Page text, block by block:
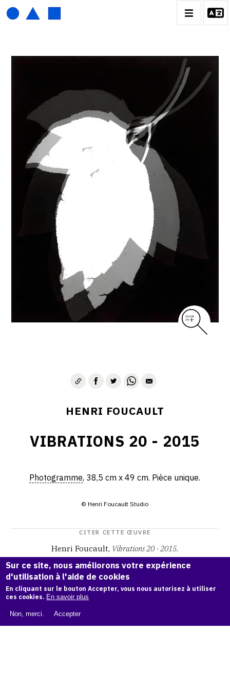
HENRI FOUCAULT
BIOGRAPHIE
CATALOGUE DES OEUVRES
01_SCULPTURE
02_PHOTOGRAPHIQUE
CONTACT
HENRI FOUCAULT
VIBRATIONS 20 - 2015
Photogramme, 38,5 cm x 49 cm. Pièce unique.
© Henri Foucault Studio
CITER CETTE ŒUVRE
Henri Foucault, Vibrations 20 - 2015.
Catalogue raisonné Henri Foucault
ark:38997/o17g
09
COPIER LA CITATION
Demande d'information
Sur ce site, nous améliorons votre expérience
d'utilisation à l'aide de cookies
En cliquant sur le bouton Accepter, vous nous autorisez à utiliser
ces cookies. En savoir plus
Non, merci. Accepter